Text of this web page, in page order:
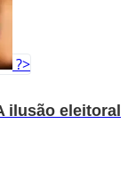
?>
ilusão eleitoral